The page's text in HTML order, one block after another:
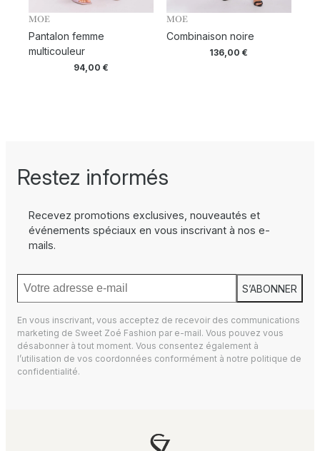
MOE
Pantalon femme
multicouleur
94,00€
MOE
Combinaison noire
136,00€
Restez informés
Recevez promotions exclusives, nouveautés et
événements spéciaux en vous inscrivant à nos e-
mails.
S’ABONNER
En vous inscrivant, vous acceptez de recevoir des communications
marketing de Sweet Zoé Fashion par e-mail. Vous pouvez vous
désabonner à tout moment. Vous consentez également à
l’utilisation de vos coordonnées conformément à notre politique de
confidentialité.